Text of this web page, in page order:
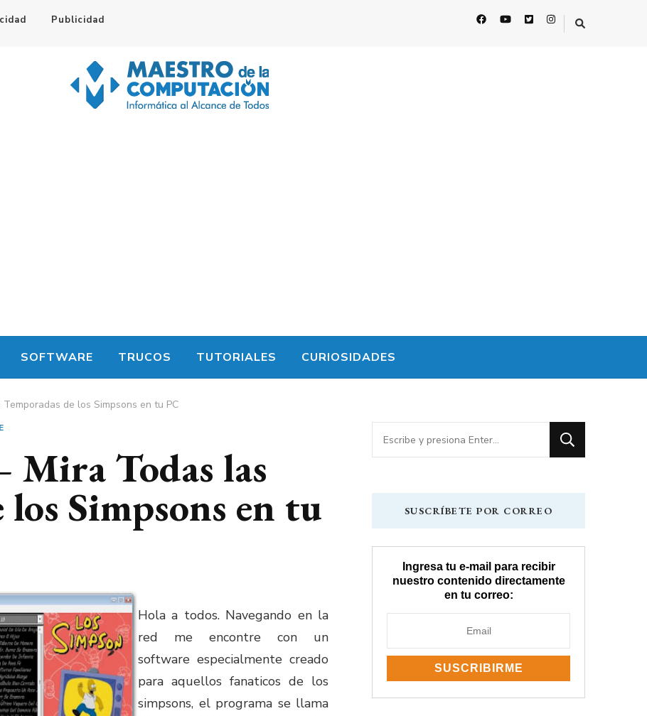
Publicidad
SOFTWARE TRUCOS TUTORIALES CURIOSIDADES
de los Simpsons en tu PC
Mira Todas las
los Simpsons en tu
Hola a todos. Navegando en la
red me encontre con un
software especialmente creado
para aquellos fanaticos de los
simpsons, el programa se llama
¿Buscas
algo?
SUSCRÍBETE POR CORREO
Ingresa tu e-mail para recibir
nuestro contenido directamente
en tu correo: